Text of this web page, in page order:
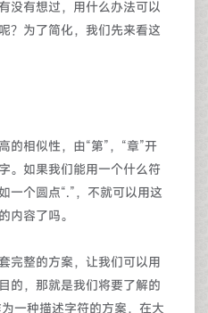
没有想过，用什么办法可以
？为了简化，我们先来看这
的相似性，由“第”，“章”开
。如果我们能用一个什么符
一个圆点“.”，不就可以用这
内容了吗。
完整的方案，让我们可以用
的，那就是我们将要了解的
一种描述字符的方案，在大